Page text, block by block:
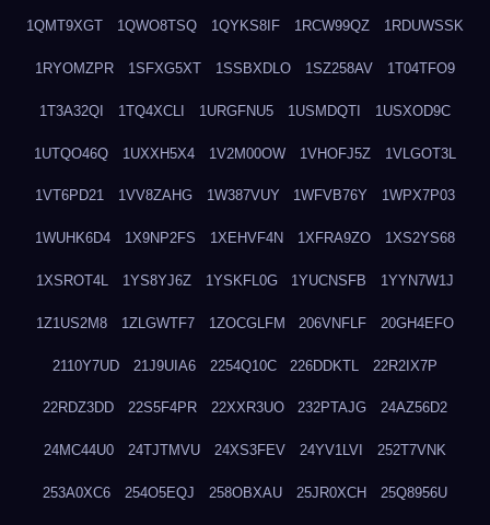
1QMT9XGT 1QWO8TSQ 1QYKS8IF 1RCW99QZ 1RDUWSSK
1RYOMZPR 1SFXG5XT 1SSBXDLO 1SZ258AV 1T04TFO9
1T3A32QI 1TQ4XCLI 1URGFNU5 1USMDQTI 1USXOD9C
1UTQO46Q 1UXXH5X4 1V2M00OW 1VHOFJ5Z 1VLGOT3L
1VT6PD21 1VV8ZAHG 1W387VUY 1WFVB76Y 1WPX7P03
1WUHK6D4 1X9NP2FS 1XEHVF4N 1XFRA9ZO 1XS2YS68
1XSROT4L 1YS8YJ6Z 1YSKFL0G 1YUCNSFB 1YYN7W1J
1Z1US2M8 1ZLGWTF7 1ZOCGLFM 206VNFLF 20GH4EFO
2110Y7UD 21J9UIA6 2254Q10C 226DDKTL 22R2IX7P
22RDZ3DD 22S5F4PR 22XXR3UO 232PTAJG 24AZ56D2
24MC44U0 24TJTMVU 24XS3FEV 24YV1LVI 252T7VNK
253A0XC6 254O5EQJ 258OBXAU 25JR0XCH 25Q8956U